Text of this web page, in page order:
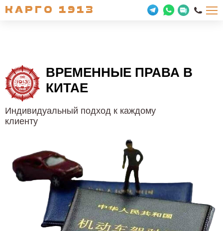
ВРЕМЕННЫЕ ПРАВА В
КИТАЕ
Индивидуальный подход к каждому
клиенту
КАРГО 1913